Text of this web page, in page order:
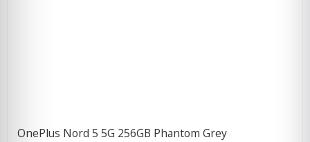
OnePlus Nord 5 5G 256GB Phantom Grey